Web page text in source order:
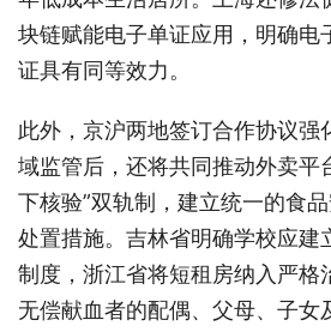
块链赋能电子单证应用，明确电
证具有同等效力。
此外，京沪两地签订合作协议强
域监管后，还将共同推动外卖平
下核验”双轨制，建立统一的食
处置措施。吉林省明确学校应建
制度，浙江省将短租房纳入严格
无偿献血者的配偶、父母、子女